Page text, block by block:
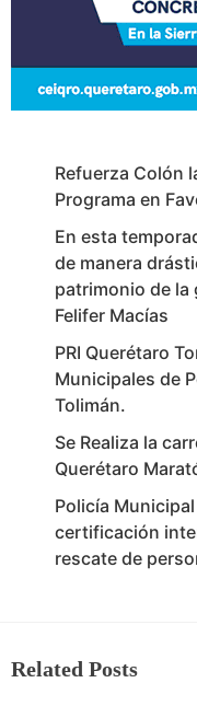
Refuerza Colón
Programa en
En esta
de manera
patrimonio de la
Felifer Macías
PRI Querétaro
Municipales de
Tolimán.
Se Realiza la
Querétaro
Policía
certificación
rescate de
Related Posts